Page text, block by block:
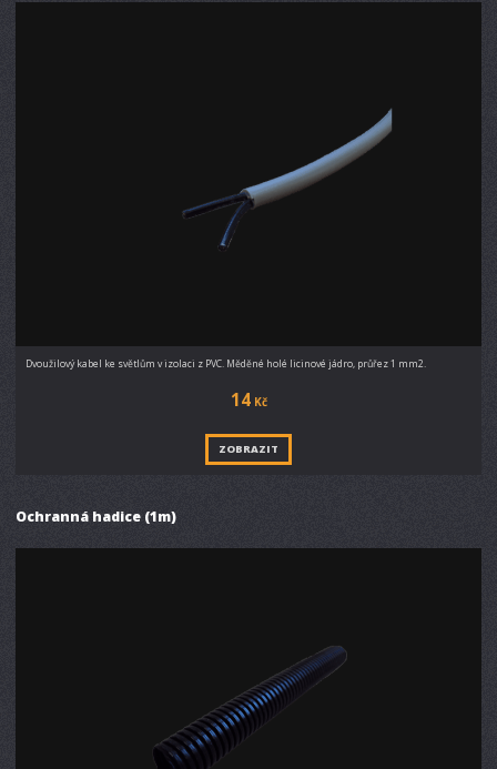
Dvoužilový kabel ke světlům v izolaci z PVC. Měděné holé licinové jádro, průřez 1 mm2.
14Kč
ZOBRAZIT
Ochranná hadice (1m)